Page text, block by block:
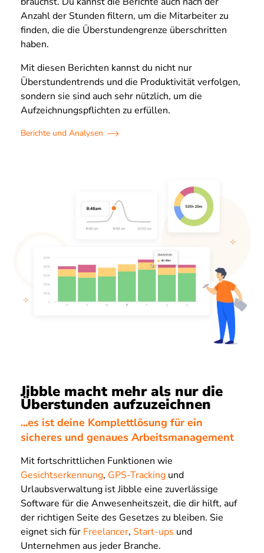
Anzahl der Stunden filtern, um die Mitarbeiter zu
finden, die die Überstundengrenze überschritten
haben.
Mit diesen Berichten kannst du nicht nur
Überstundentrends und die Produktivität verfolgen,
sondern sie sind auch sehr nützlich, um die
Aufzeichnungspflichten zu erfüllen.
Berichte und Analysen
Jibble macht mehr als nur die
Überstunden aufzuzeichnen
...es ist deine Komplettlösung für ein
sicheres und genaues Arbeitsmanagement
Mit fortschrittlichen Funktionen wie
Gesichtserkennung, GPS-Tracking und
Urlaubsverwaltung ist Jibble eine zuverlässige
Software für die Anwesenheitszeit, die dir hilft, auf
der richtigen Seite des Gesetzes zu bleiben. Sie
eignet sich für Freelancer, Start-ups und
Unternehmen aus jeder Branche.